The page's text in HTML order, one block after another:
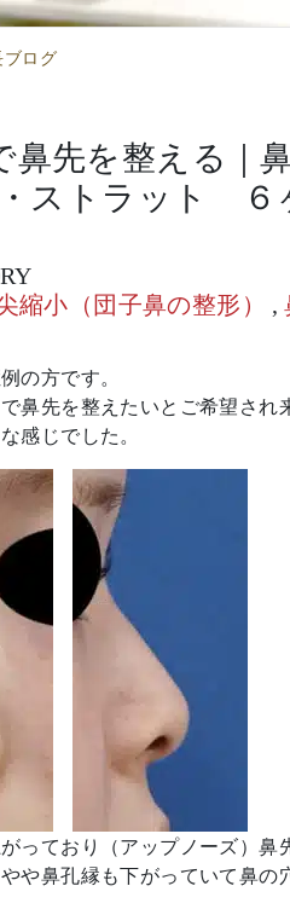
ブログ
鼻先を整える｜
ストラット ６
縮小（団子鼻の整形） ,
の方です。
鼻先を整えたいとご希望され
感じでした。
っており（アップノーズ）鼻
や鼻孔縁も下がっていて鼻の